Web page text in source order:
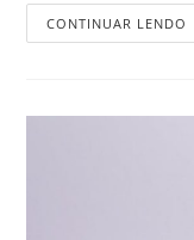
CONTINUAR LENDO